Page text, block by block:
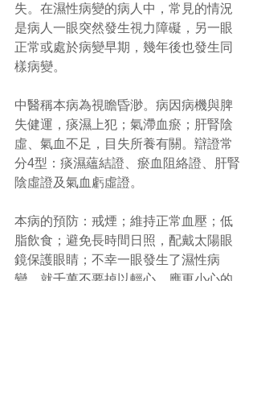
失。在濕性病變的病人中，常見的情況
是病人一眼突然發生視力障礙，另一眼
正常或處於病變早期，幾年後也發生同
樣病變。
中醫稱本病為視瞻昏渺。病因病機與脾
失健運，痰濕上犯；氣滯血瘀；肝腎陰
虛、氣血不足，目失所養有關。辯證常
分4型：痰濕蘊結證、瘀血阻絡證、肝腎
陰虛證及氣血虧虛證。
本病的預防：戒煙；維持正常血壓；低
脂飲食；避免長時間日照，配戴太陽眼
鏡保護眼睛；不幸一眼發生了濕性病
變，就千萬不要掉以輕心，應更小心的